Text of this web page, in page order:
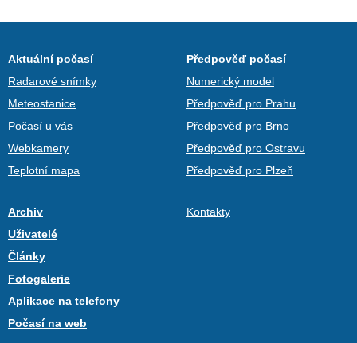
Aktuální počasí
Radarové snímky
Meteostanice
Počasí u vás
Webkamery
Teplotní mapa
Předpověď počasí
Numerický model
Předpověď pro Prahu
Předpověď pro Brno
Předpověď pro Ostravu
Předpověď pro Plzeň
Archiv
Uživatelé
Články
Fotogalerie
Aplikace na telefony
Počasí na web
Kontakty